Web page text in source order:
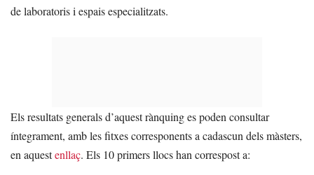
de laboratoris i espais especialitzats.
Els resultats generals d’aquest rànquing es poden consultar
íntegrament, amb les fitxes corresponents a cadascun dels màsters,
en aquestenllaç. Els 10 primers llocs han correspost a: